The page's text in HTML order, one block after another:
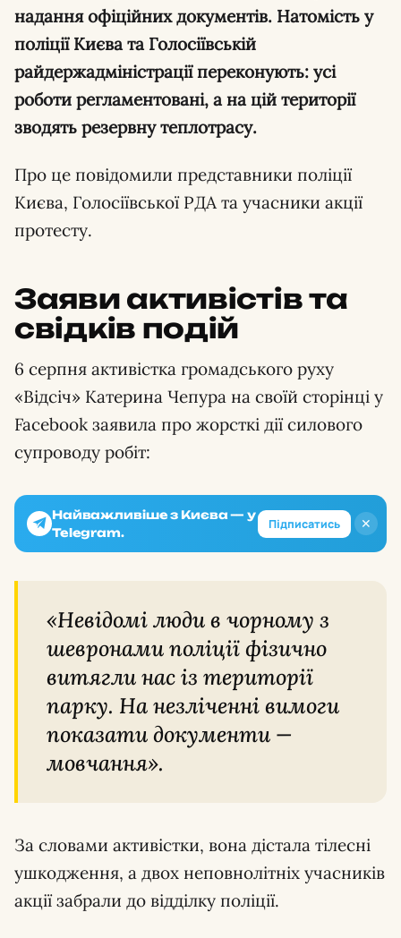
надання офіційних документів. Натомість у
поліції Києва та Голосіївській
райдержадміністрації переконують: усі
роботи регламентовані, а на цій території
зводять резервну теплотрасу.
Про це повідомили представники поліції
Києва, Голосіївської РДА та учасники акції
протесту.
Заяви активістів та
свідків подій
6 серпня активістка громадського руху
«Відсіч» Катерина Чепура на своїй сторінці у
Facebook заявила про жорсткі дії силового
супроводу робіт:
✕
Найважливіше з Києва — у
Telegram.
Підписатись
«Невідомі люди в чорному з
шевронами поліції фізично
витягли нас із території
парку. На незліченні вимоги
показати документи —
мовчання».
За словами активістки, вона дістала тілесні
ушкодження, а двох неповнолітніх учасників
акції забрали до відділку поліції.